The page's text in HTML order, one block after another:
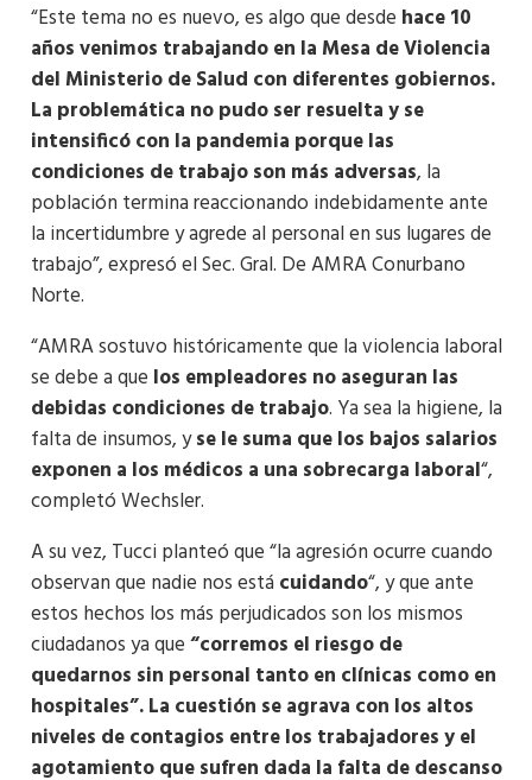
“Este tema no es nuevo, es algo que desde hace 10
años venimos trabajando en la Mesa de Violencia
del Ministerio de Salud con diferentes gobiernos.
La problemática no pudo ser resuelta y se
intensificó con la pandemia porque las
condiciones de trabajo son más adversas, la
población termina reaccionando indebidamente ante
la incertidumbre y agrede al personal en sus lugares de
trabajo”, expresó el Sec. Gral. De AMRA Conurbano
Norte.
“AMRA sostuvo históricamente que la violencia laboral
se debe a que los empleadores no aseguran las
debidas condiciones de trabajo. Ya sea la higiene, la
falta de insumos, yse le suma que los bajos salarios
exponen a los médicos a una sobrecarga laboral“,
completó Wechsler.
A su vez, Tucci planteó que “la agresión ocurre cuando
observan que nadie nos está cuidando“, y que ante
estos hechos los más perjudicados son los mismos
ciudadanos ya que“corremos el riesgo de
quedarnos sin personal tanto en clínicas como en
hospitales”. La cuestión se agrava con los altos
niveles de contagios entre los trabajadores y el
agotamiento que sufren dada la falta de descanso